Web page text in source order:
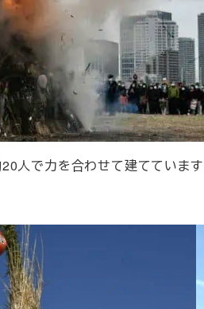
人で力を合わせて建てています